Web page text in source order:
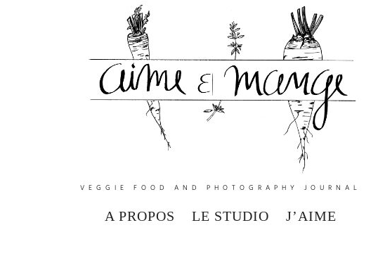
VEGGIE FOOD AND PHOTOGRAPHY JOURNAL
A PROPOS LE STUDIO J’AIME